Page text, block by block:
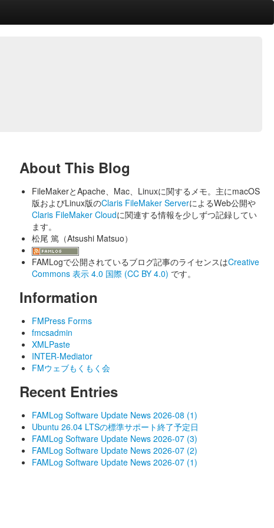
About This Blog
FileMakerとApache、Mac、Linuxに関するメモ。主にmacOS
版およびLinux版のClaris FileMaker ServerによるWeb公開や
Claris FileMaker Cloudに関連する情報を少しずつ記録してい
ます。
松尾 篤（Atsushi Matsuo）
FAMLogで公開されているブログ記事のライセンスはCreative
Commons 表示 4.0 国際 (CC BY 4.0) です。
Information
FMPress Forms
fmcsadmin
XMLPaste
INTER-Mediator
FMウェブもくもく会
Recent Entries
FAMLog Software Update News 2026-08 (1)
Ubuntu 26.04 LTSの標準サポート終了予定日
FAMLog Software Update News 2026-07 (3)
FAMLog Software Update News 2026-07 (2)
FAMLog Software Update News 2026-07 (1)